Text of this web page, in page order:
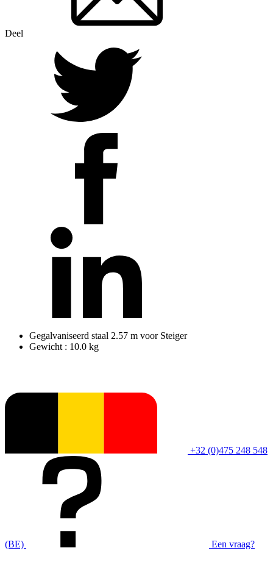
Deel
Gegalvaniseerd staal 2.57 m voor Steiger
Gewicht : 10.0 kg
+32 (0)475 248 548
(BE) Een vraag?